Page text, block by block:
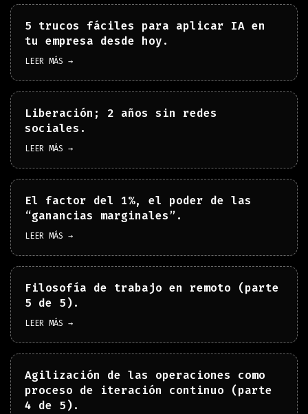
5 trucos fáciles para aplicar IA en
tu empresa desde hoy.
LEER MÁS →
Liberación; 2 años sin redes
sociales.
LEER MÁS →
El factor del 1%, el poder de las
“ganancias marginales”.
LEER MÁS →
Filosofía de trabajo en remoto (parte
5 de 5).
LEER MÁS →
Agilización de las operaciones como
proceso de iteración continuo (parte
4 de 5).